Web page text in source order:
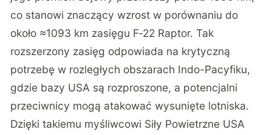
co stanowi znaczący wzrost w porównaniu do
około ≈1093 km zasięgu F‑22 Raptor. Tak
rozszerzony zasięg odpowiada na krytyczną
potrzebę w rozległych obszarach Indo-Pacyfiku,
gdzie bazy USA są rozproszone, a potencjalni
przeciwnicy mogą atakować wysunięte lotniska.
Dzięki takiemu myśliwcowi Siły Powietrzne USA